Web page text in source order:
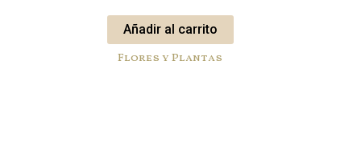
Añadir al carrito
Flores y Plantas